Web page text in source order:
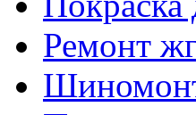
Ремонт